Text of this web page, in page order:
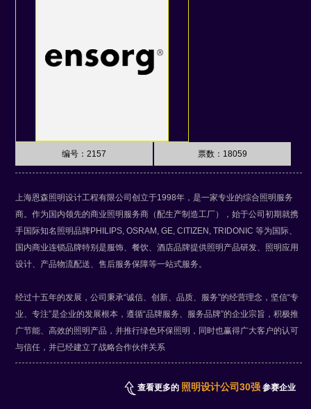
编号：2157 票数： 18059
上海恩森照明设计工程有限公司创立于1998年，是一家专业的综合照明服务
商。作为国内领先的商业照明服务商（配生产制造工厂），始于公司初期就携
手国际知名照明品牌PHILIPS, OSRAM, GE, CITIZEN, TRIDONIC 等为国际、
国内商业连锁品牌特别是服饰、餐饮、酒店品牌提供照明产品研发、照明应用
设计、产品物流配送、售后服务保障等一站式服务。
经过十五年的发展，公司秉承“诚信、创新、品质、服务”的经营理念，坚信“专
业、专注”是企业的发展根本，遵循“品牌服务、服务品牌”的企业宗旨，积极推
广节能、高效的照明产品，并推行绿色环保照明，同时也赢得广大客户的认可
与信任，并已经建立了战略合作伙伴关系
查看更多的 照明设计公司30强参赛企业